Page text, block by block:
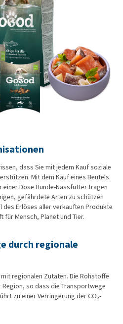
dass Sie mit jedem Kauf soziale
Mit dem Kauf eines Beutels
Dose Hunde-Nassfutter tragen
gefährdete Arten zu schützen
des Erlöses aller verkauften Produkte
Mensch, Planet und Tier.
durch regionale
regionalen Zutaten. Die Rohstoffe
so dass die Transportwege
zu einer Verringerung der CO₂-